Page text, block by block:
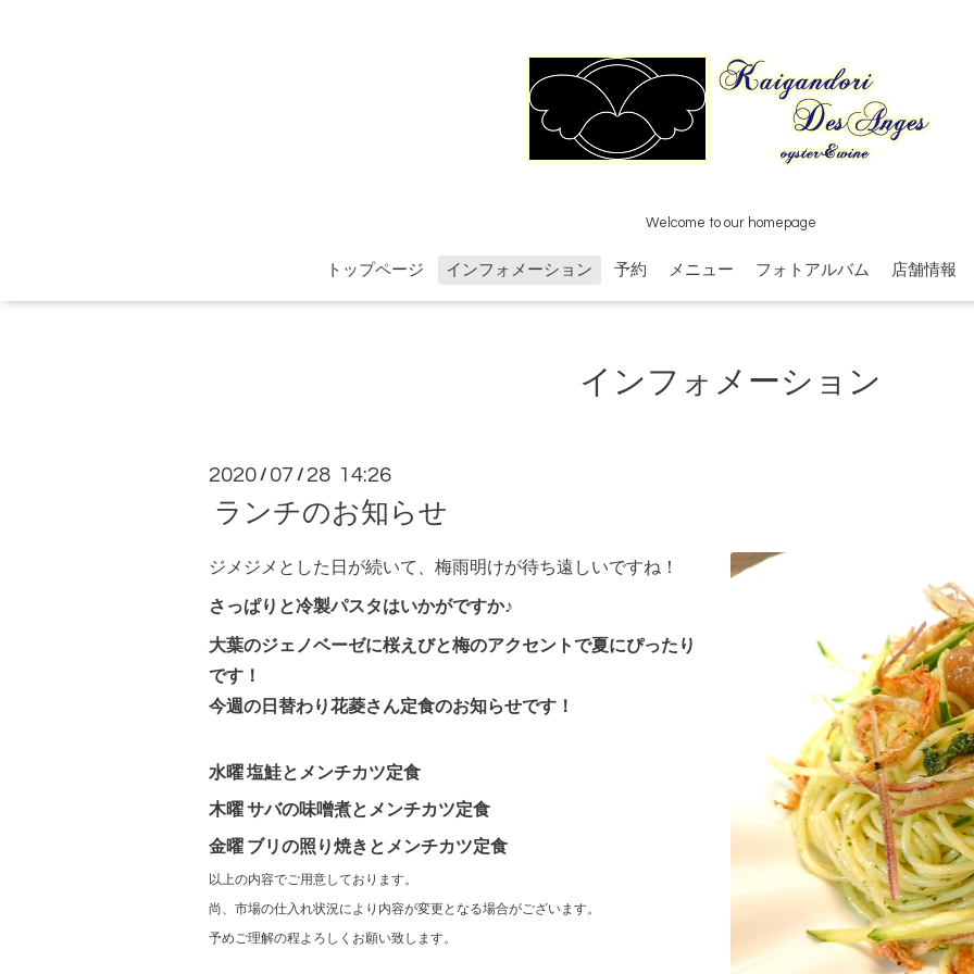
Welcome to our homepage
トップページ インフォメーション 予約 メニュー フォトアルバム 店舗情報
インフォメーション
2020 / 07 / 28 14:26
ランチのお知らせ
ジメジメとした日が続いて、梅雨明けが待ち遠しいですね！
さっぱりと冷製パスタはいかがですか♪
大葉のジェノベーゼに桜えびと梅のアクセントで夏にぴったり
です！
今週の日替わり花菱さん定食のお知らせです！
水曜 塩鮭とメンチカツ定食
木曜 サバの味噌煮とメンチカツ定食
金曜 ブリの照り焼きとメンチカツ定食
以上の内容でご用意しております。
尚、市場の仕入れ状況により内容が変更となる場合がございます。
予めご理解の程よろしくお願い致します。